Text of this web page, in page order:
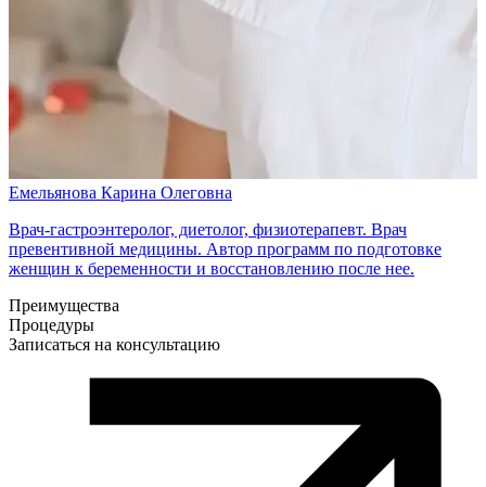
Емельянова Карина Олеговна
Врач-гастроэнтеролог, диетолог, физиотерапевт. Врач
превентивной медицины. Автор программ по подготовке
женщин к беременности и восстановлению после нее.
Преимущества
Процедуры
Записаться на консультацию